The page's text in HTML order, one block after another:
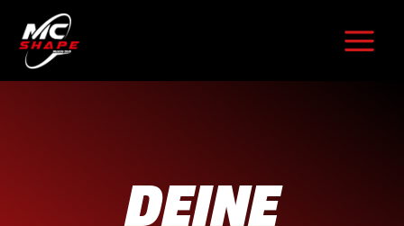
Inhalt
springen
DEINE